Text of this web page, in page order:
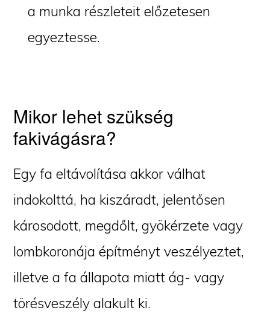
a munka részleteit előzetesen
egyeztesse.
Mikor lehet szükség
fakivágásra?
Egy fa eltávolítása akkor válhat
indokolttá, ha kiszáradt, jelentősen
károsodott, megdőlt, gyökérzete vagy
lombkoronája építményt veszélyeztet,
illetve a fa állapota miatt ág- vagy
törésveszély alakult ki.